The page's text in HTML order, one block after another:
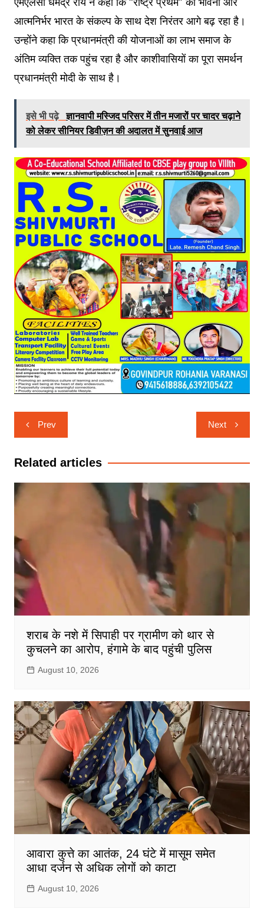
आत्मनिर्भर भारत के संकल्प के साथ देश निरंतर आगे बढ़ रहा है।
उन्होंने कहा कि प्रधानमंत्री की योजनाओं का लाभ समाज के
अंतिम व्यक्ति तक पहुंच रहा है और काशीवासियों का पूरा समर्थन
प्रधानमंत्री मोदी के साथ है।
इसे भी पढ़े ज्ञानवापी मस्जिद परिसर में तीन मजारों पर चादर चढ़ाने
को लेकर सीनियर डिवीज़न की अदालत में सुनवाई आज
Post
navigation
Prev Next
Related articles
शराब के नशे में सिपाही पर ग्रामीण को थार से
कुचलने का आरोप, हंगामे के बाद पहुंची पुलिस
August 10, 2026
आवारा कुत्ते का आतंक, 24 घंटे में मासूम समेत
आधा दर्जन से अधिक लोगों को काटा
August 10, 2026